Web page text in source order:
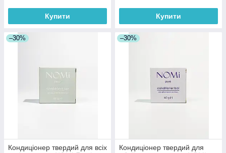
Купити Купити
–30%
Кондиціонер твердий для всіх
–30%
Кондиціонер твердий для